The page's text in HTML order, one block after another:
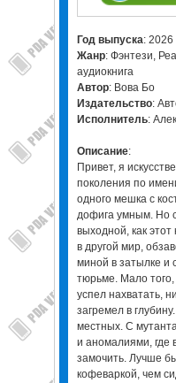
Год выпуска: 2026
Жанр: Фэнтези,
аудиокнига
Автор: Вова Бо
Издательство:
Исполнитель:
Описание:
Привет, я
поколения по
одного мешка с
дофига умным. Но
выходной, как
в другой мир,
миной в затылке и
тюрьме. Мало того,
успел нахватать,
загремел в
местных. С
и аномалиями, где
замочить. Лучше
кофеваркой, чем